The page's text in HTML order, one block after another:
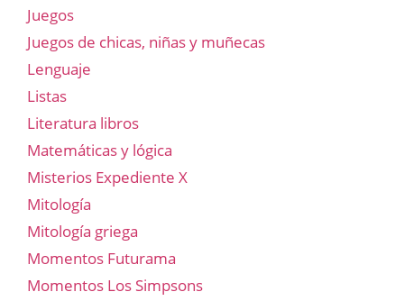
Juegos
Juegos de chicas, niñas y muñecas
Lenguaje
Listas
Literatura libros
Matemáticas y lógica
Misterios Expediente X
Mitología
Mitología griega
Momentos Futurama
Momentos Los Simpsons